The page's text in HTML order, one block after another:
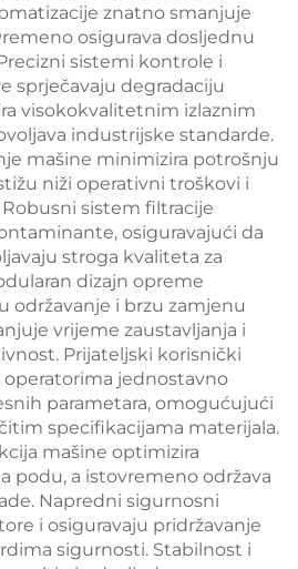
znatno smanjuje
osigurava dosljednu
sistemi kontrole i
sprječavaju degradaciju
visokokvalitetnim izlaznim
industrijske standarde.
mašine minimizira potrošnju
niži operativni troškovi i
sistem filtracije
osiguravajući da
stroga kvaliteta za
dizajn opreme
održavanje i brzu zamjenu
vrijeme zaustavljanja i
Prijateljski korisnički
jednostavno
parametara, omogućujući
specifikacijama materijala.
mašine optimizira
podu, a istovremeno održava
Napredni sigurnosni
i osiguravaju pridržavanje
sigurnosti. Stabilnost i